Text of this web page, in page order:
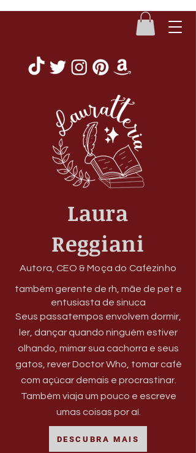
Laura
Reggiani
Autora, CEO & Moça do Cafézinho
também gerente de rh, mãe de pet e
entusiasta de sinuca
Seus passatempos envolvem dormir,
ler, dançar quando ninguém estiver
olhando, mimar sua cachorra e seus
gatos, rever Doctor Who, tomar café
com açúcar demais e procrastinar.
Também viaja um pouco e escreve
umas coisas por aí.
DESCUBRA MAIS